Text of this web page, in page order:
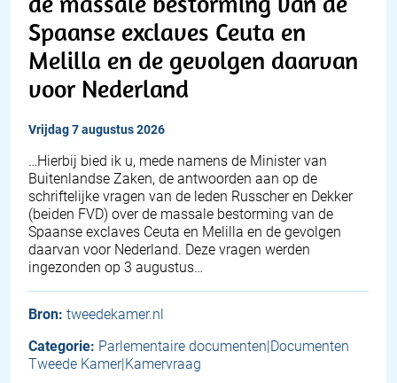
Spaanse exclaves Ceuta en
Melilla en de gevolgen daarvan
voor Nederland
vrijdag 7 augustus 2026
… Hierbij bied ik u, mede namens de Minister van
Buitenlandse Zaken, de antwoorden aan op de
schriftelijke vragen van de leden Russcher en Dekker
(beiden FVD) over de massale bestorming van de
Spaanse exclaves Ceuta en Melilla en de gevolgen
daarvan voor Nederland. Deze vragen werden
ingezonden op 3 augustus…
Bron: tweedekamer.nl
Categorie: Parlementaire documenten|Documenten
Tweede Kamer|Kamervraag